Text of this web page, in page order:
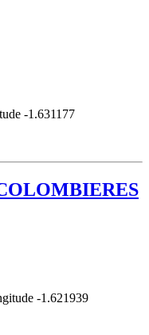
-1.631177
-1.621939